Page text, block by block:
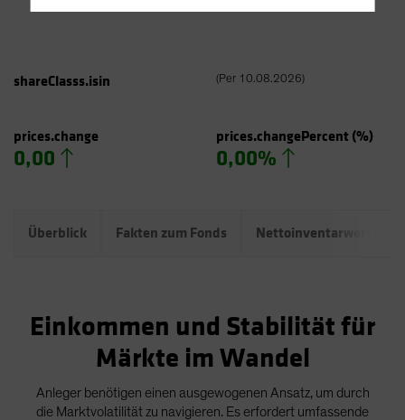
Italy - Italia
Latin America
Luxembourg and Other EMEA
Portugal
Singapore
Spain
shareClasss.isin (Per 10.08.2026)
prices.change
0,00
prices.changePercent(%)
0,00%
Überblick Fakten zum Fonds Nettoinventarwert und
Einkommen und Stabilität für
Märkte im Wandel
Anleger benötigen einen ausgewogenen Ansatz, um durch
die Marktvolatilität zu navigieren. Es erfordert umfassende